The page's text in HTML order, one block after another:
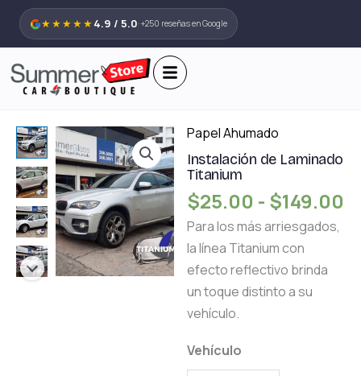
contenido
★★★★★4.9 / 5.0· +250 reseñas en Google
Papel Ahumado
Instalación de Laminado
Titanium
$25.00 - $149.00
Para los más arriesgados,
la línea Titanium con
efecto reflectivo brinda
un toque distinto a su
vehículo.
Vehículo
Instalación
de
Laminado
Titanium
cantidad